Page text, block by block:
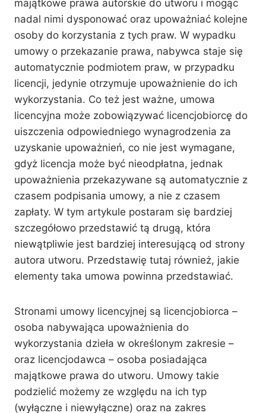
majątkowe prawa autorskie do utworu i mogąc
nadal nimi dysponować oraz upoważniać kolejne
osoby do korzystania z tych praw. W wypadku
umowy o przekazanie prawa, nabywca staje się
automatycznie podmiotem praw, w przypadku
licencji, jedynie otrzymuje upoważnienie do ich
wykorzystania. Co też jest ważne, umowa
licencyjna może zobowiązywać licencjobiorcę do
uiszczenia odpowiedniego wynagrodzenia za
uzyskanie upoważnień, co nie jest wymagane,
gdyż licencja może być nieodpłatna, jednak
upoważnienia przekazywane są automatycznie z
czasem podpisania umowy, a nie z czasem
zapłaty. W tym artykule postaram się bardziej
szczegółowo przedstawić tą drugą, która
niewątpliwie jest bardziej interesującą od strony
autora utworu. Przedstawię tutaj również, jakie
elementy taka umowa powinna przedstawiać.
Stronami umowy licencyjnej są licencjobiorca –
osoba nabywająca upoważnienia do
wykorzystania dzieła w określonym zakresie –
oraz licencjodawca – osoba posiadająca
majątkowe prawa do utworu. Umowy takie
podzielić możemy ze względu na ich typ
(wyłączne i niewyłączne) oraz na zakres